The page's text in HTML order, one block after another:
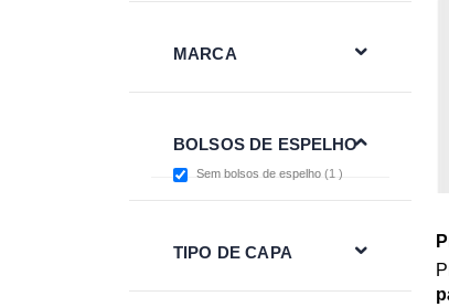
MARCA
BOLSOS DE ESPELHO
Sem bolsos de espelho 1 item
TIPO DE CAPA